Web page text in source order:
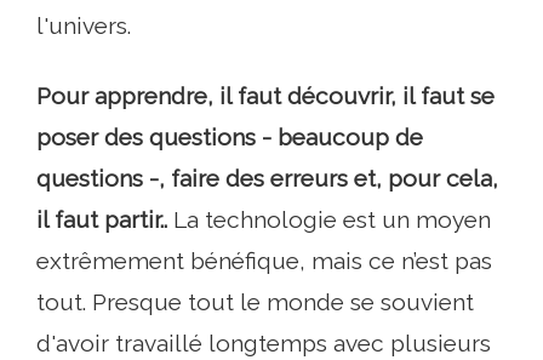
l'univers.
Pour apprendre, il faut découvrir, il faut se
poser des questions - beaucoup de
questions -, faire des erreurs et, pour cela,
il faut partir.. La technologie est un moyen
extrêmement bénéfique, mais ce n’est pas
tout. Presque tout le monde se souvient
d'avoir travaillé longtemps avec plusieurs